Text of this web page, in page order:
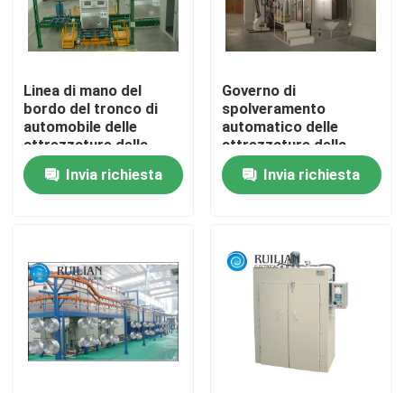
Casa
Prodotti
Giro della fabbrica
Controllo di qualità
Linea di mano del
bordo del tronco di
automobile delle
attrezzature della
verniciatura a spruzzo
Invia richiesta
Governo di
spolveramento
automatico delle
attrezzature della
verniciatura a spruzzo
Invia richiesta